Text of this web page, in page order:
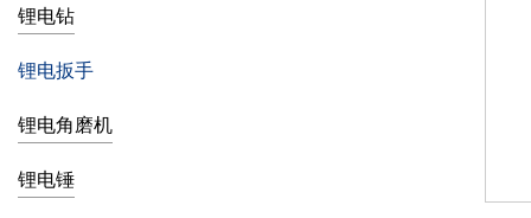
锂电钻
锂电扳手
锂电角磨机
锂电锤